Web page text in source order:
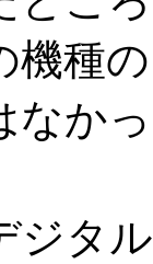
機種
なか
ジタ